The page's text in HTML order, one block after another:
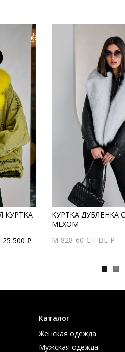
КУРТКА
25 500 ₽
КУРТКА
МЕХОМ
M-828-60-CH-BL-P
Каталог
Женская одежда
Мужская одежда